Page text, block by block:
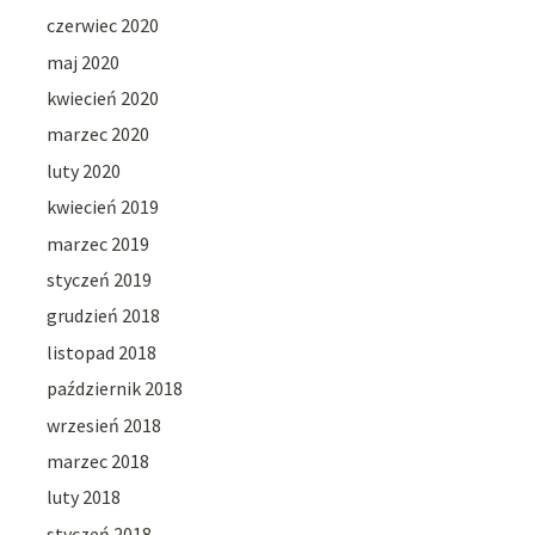
czerwiec 2020
maj 2020
kwiecień 2020
marzec 2020
luty 2020
kwiecień 2019
marzec 2019
styczeń 2019
grudzień 2018
listopad 2018
październik 2018
wrzesień 2018
marzec 2018
luty 2018